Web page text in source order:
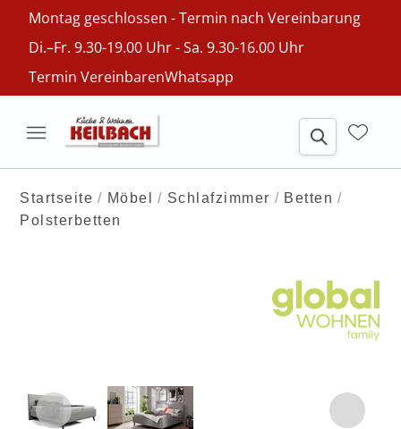
Montag geschlossen - Termin nach Vereinbarung
Di.–Fr. 9.30-19.00 Uhr - Sa. 9.30-16.00 Uhr
Termin VereinbarenWhatsapp
Startseite Möbel Schlafzimmer
Betten
Polsterbetten